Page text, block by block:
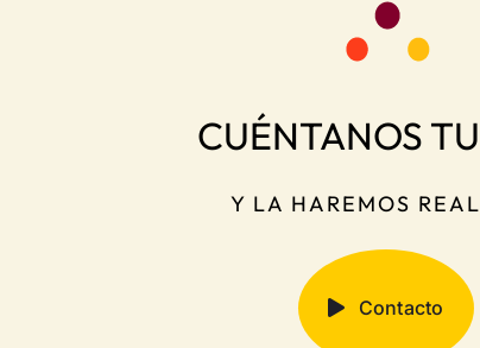
CUÉNTANOS
Y LA HAREMOS
Contacto